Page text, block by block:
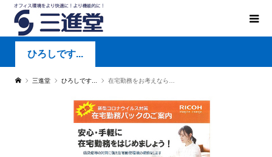
ひろしです...
三進堂 ひろしです... 在宅勤務をお考えなら…